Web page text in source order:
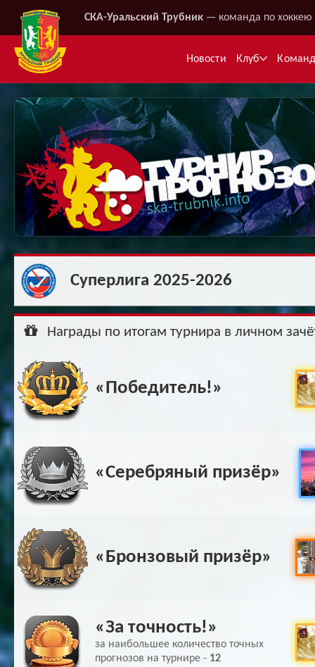
СКА-Уральский Трубник — команда по хоккею
Новости Клуб
Суперлига 2025-2026
Награды по итогам турнира в личном
«Победитель!»
«Серебряный призёр»
«Бронзовый призёр»
«За точность!»
за наибольшее количество точных
прогнозов на турнире - 12